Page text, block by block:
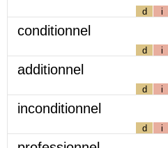
d i
conditionnel
d i
additionnel
d i
inconditionnel
d i